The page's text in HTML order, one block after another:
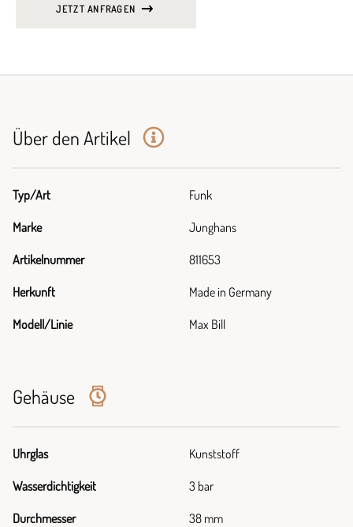
JETZT ANFRAGEN
Über den Artikel
Typ/Art Funk
Marke Junghans
Artikelnummer 811653
Herkunft Made in Germany
Modell/Linie Max Bill
Gehäuse
Uhrglas Kunststoff
Wasserdichtigkeit 3 bar
Durchmesser 38 mm